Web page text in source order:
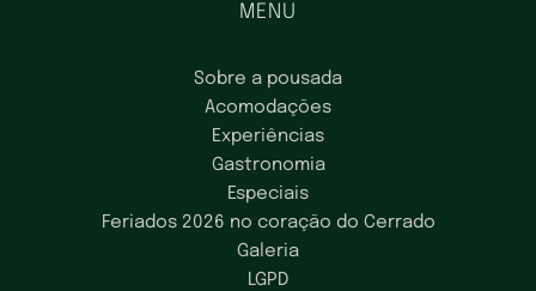
MENU
Sobre a pousada
Acomodações
Experiências
Gastronomia
Especiais
Feriados 2026 no coração do Cerrado
Galeria
LGPD